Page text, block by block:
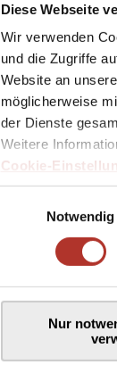
Diese Webseite
Wir verwenden
und die Zugriffe
Website an
möglicherweise
der Dienste
Weitere
Cookie-
Notwendig
Nur